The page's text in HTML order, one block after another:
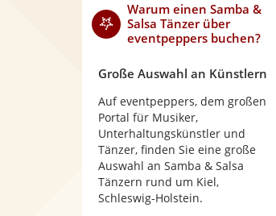
Warum einen Samba &
Salsa Tänzerüber
eventpeppers buchen?
Große Auswahl an Künstlern
Auf eventpeppers, dem großen
Portal für Musiker,
Unterhaltungskünstler und
Tänzer, finden Sie eine große
Auswahl an Samba & Salsa
Tänzern rund um Kiel,
Schleswig-Holstein.